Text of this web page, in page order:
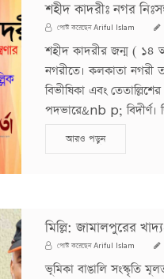
শহীদ কাদরীঃ নগর
পোস্ট করেছেনAriful Islam
শহীদ কাদরীর জন্ম ( ১৪
নগরীতে। কলকাতা নগরী
বিভীষিকা এবং
পদভারে&nb p; বিদীর্ণ।
আরও পড়ুন
মিল্লি: জামালপুরের
পোস্ট করেছেনAriful Islam
ভূমিকা বাঙালি সংস্কৃতি